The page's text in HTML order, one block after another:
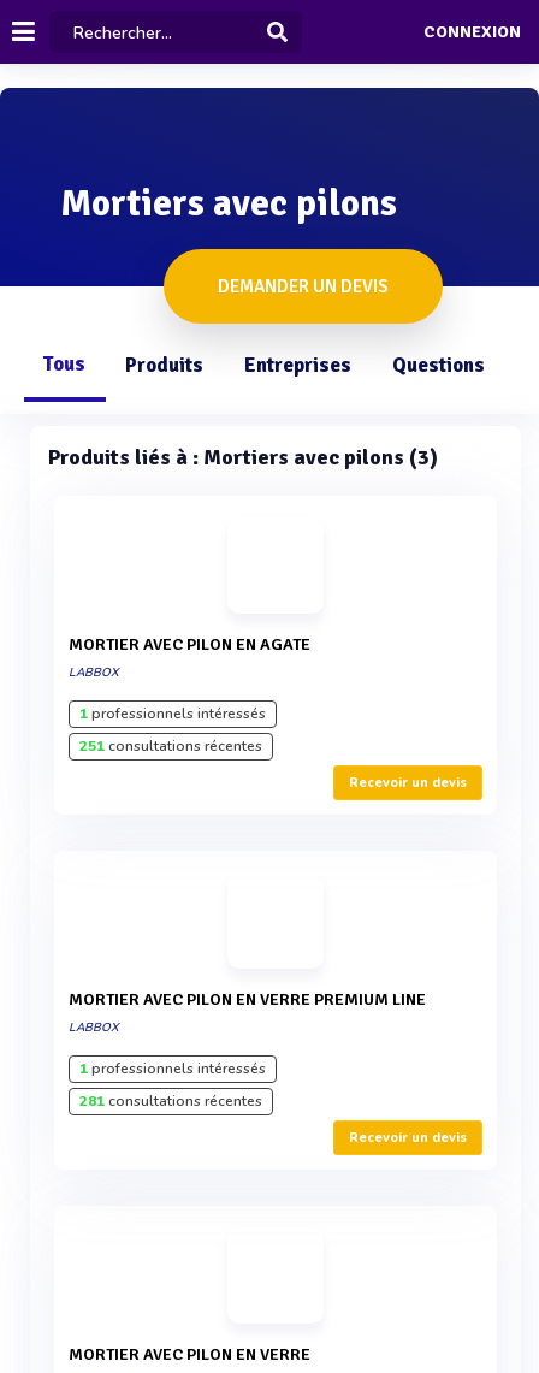
CONNEXION
Mortiers avec pilons
DEMANDER UN DEVIS
Tous Produits Entreprises Questions
Produits liés à : Mortiers avec pilons (3)
MORTIER AVEC PILON EN AGATE
LABBOX
1professionnels intéressés
251consultations récentes
Recevoir un devis
MORTIER AVEC PILON EN VERRE PREMIUM LINE
LABBOX
1professionnels intéressés
281consultations récentes
Recevoir un devis
MORTIER AVEC PILON EN VERRE